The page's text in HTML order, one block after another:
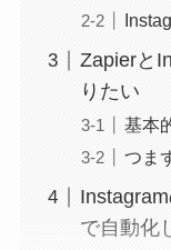
Zapierと
りたい
基本
つま
で自動化